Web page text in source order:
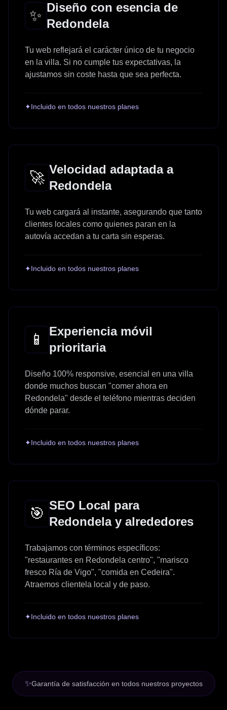
✨ Diseño con esencia de
Redondela
Tu web reflejará el carácter único de tu negocio
en la villa. Si no cumple tus expectativas, la
ajustamos sin coste hasta que sea perfecta.
✦Incluido en todos nuestros planes
🚀 Velocidad adaptada a
Redondela
Tu web cargará al instante, asegurando que tanto
clientes locales como quienes paran en la
autovía accedan a tu carta sin esperas.
✦Incluido en todos nuestros planes
📱
Experiencia móvil
prioritaria
Diseño 100% responsive, esencial en una villa
donde muchos buscan "comer ahora en
Redondela" desde el teléfono mientras deciden
dónde parar.
✦Incluido en todos nuestros planes
🎯 SEO Local para
Redondela y alrededores
Trabajamos con términos específicos:
"restaurantes en Redondela centro", "marisco
fresco Ría de Vigo", "comida en Cedeira".
Atraemos clientela local y de paso.
✦Incluido en todos nuestros planes
✨Garantía de satisfacción en todos nuestros proyectos